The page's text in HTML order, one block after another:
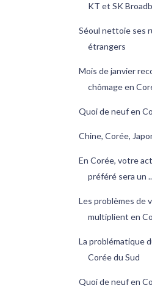
KT et SK
Séoul nettoie ses
étrangers
Mois de janvier
chômage en
Quoi de neuf en
Chine, Corée,
En Corée, votre
préféré sera un
Les problèmes de
multiplient en
La problématique
Corée du Sud
Quoi de neuf en